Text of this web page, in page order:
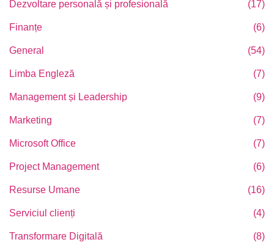
Dezvoltare personală și profesională (17)
Finanțe (6)
General (54)
Limba Engleză (7)
Management și Leadership (9)
Marketing (7)
Microsoft Office (7)
Project Management (6)
Resurse Umane (16)
Serviciul clienți (4)
Transformare Digitală (8)